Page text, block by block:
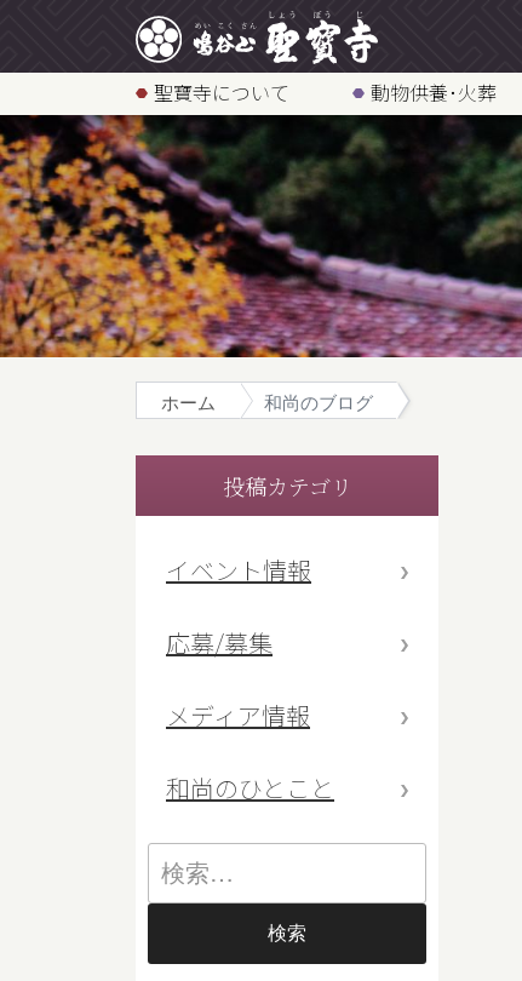
聖寶寺について 動物供養･火葬
ホーム 和尚のブログ
投稿カテゴリ
イベント情報
応募/募集
メディア情報
和尚のひとこと